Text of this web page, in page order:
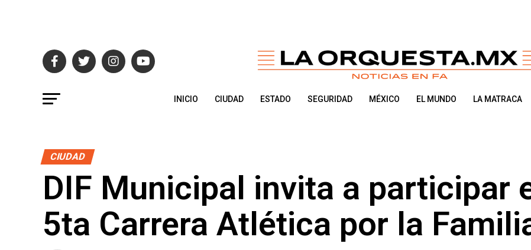
INICIO CIUDAD ESTADO SEGURIDAD MÉXICO EL MUNDO LA MATRACA
CIUDAD
DIF Municipal invita a participar
5ta Carrera Atlética por la